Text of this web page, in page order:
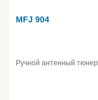
MFJ 904
Ручной антенный тюнер